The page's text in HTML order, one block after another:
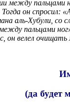
между
он
аль-Хубули,
пальцами
он велел
(да будет